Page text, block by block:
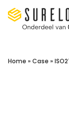
Surelock IT
Home » Case »